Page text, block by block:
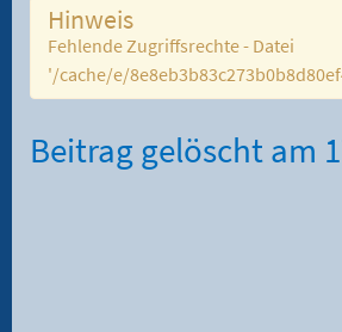
Hinweis
Fehlende Zugriffsrechte - Datei
'/cache/e/
Beitrag gelöscht am